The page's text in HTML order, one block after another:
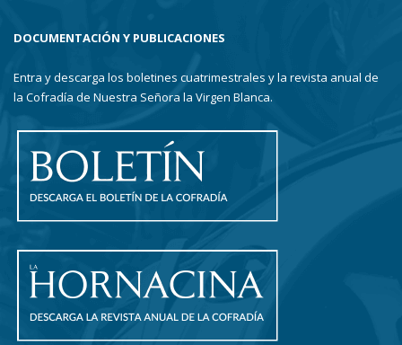
DOCUMENTACIÓN Y PUBLICACIONES
Entra y descarga los boletines cuatrimestrales y la revista anual de
la Cofradía de Nuestra Señora la Virgen Blanca.